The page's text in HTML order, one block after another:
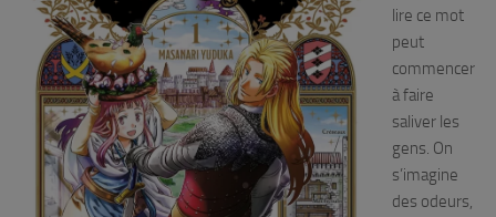
lire ce mot
peut
commencer
à faire
saliver les
gens. On
s’imagine
des odeurs,